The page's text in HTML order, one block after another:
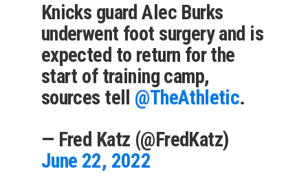
Knicks guard Alec Burks
underwent foot surgery and is
expected to return for the
start of training camp,
sources tell @TheAthletic.
— Fred Katz (@FredKatz)
June 22, 2022